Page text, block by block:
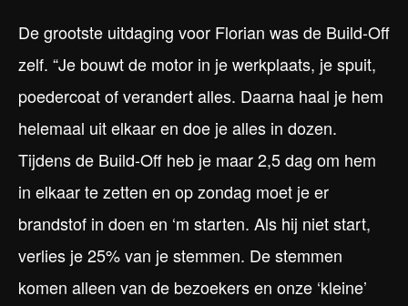
De grootste uitdaging voor Florian was de Build-Off
zelf. “Je bouwt de motor in je werkplaats, je spuit,
poedercoat of verandert alles. Daarna haal je hem
helemaal uit elkaar en doe je alles in dozen.
Tijdens de Build-Off heb je maar 2,5 dag om hem
in elkaar te zetten en op zondag moet je er
brandstof in doen en ‘m starten. Als hij niet start,
verlies je 25% van je stemmen. De stemmen
komen alleen van de bezoekers en onze ‘kleine’